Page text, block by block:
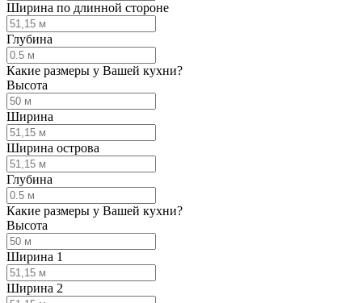
Ширина по длинной стороне
Глубина
Какие размеры у Вашей кухни?
Высота
Ширина
Ширина острова
Глубина
Какие размеры у Вашей кухни?
Высота
Ширина 1
Ширина 2